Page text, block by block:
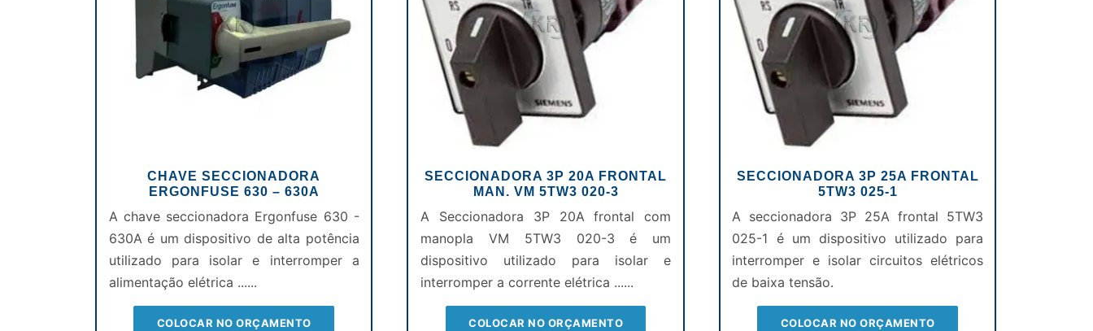
CHAVE SECCIONADORA
ERGONFUSE 630 – 630A
A chave seccionadora Ergonfuse 630 -
630A é um dispositivo de alta potência
utilizado para isolar e interromper a
alimentação elétrica ......
COLOCAR NO ORÇAMENTO
SECCIONADORA 3P 20A FRONTAL
MAN. VM 5TW3 020-3
A Seccionadora 3P 20A frontal com
manopla VM 5TW3 020-3 é um
dispositivo utilizado para isolar e
interromper a corrente elétrica ......
COLOCAR NO ORÇAMENTO
SECCIONADORA 3P 25A FRONTAL
5TW3 025-1
A seccionadora 3P 25A frontal 5TW3
025-1 é um dispositivo utilizado para
interromper e isolar circuitos elétricos
de baixa tensão.
COLOCAR NO ORÇAMENTO